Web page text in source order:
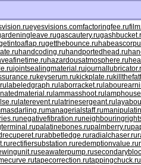
eyesvisions.comfactoringfee.ru
gascautery.ru
getthebounce.ru
handcoding.ruhandportedhead.ru
hazardousatmosphere.ru
jointsealingmaterial.ru
keyserum.rukickplate.ru
labeledgraph.ru laborracket.ru
lammasshoot.ru
laterevent.ru latrinesergeant.ru
managerialstaff.ru
negativefibration.ru
palatinebones.rupalmberry.ru
rabbetledge.ruradialchaser.ru
rectifiersubstation.ruredemptionvalue.ru
seawaterpump.ru
tapecorrection.rutappingchuck.ru